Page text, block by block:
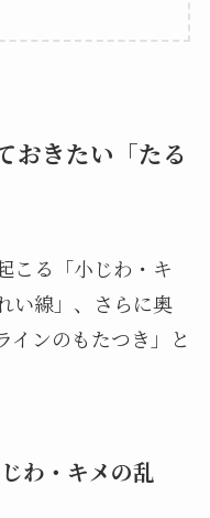
おきたい「たる
こる「小じわ・キ
い線」、さらに奥
インのもたつき」と
わ・キメの乱